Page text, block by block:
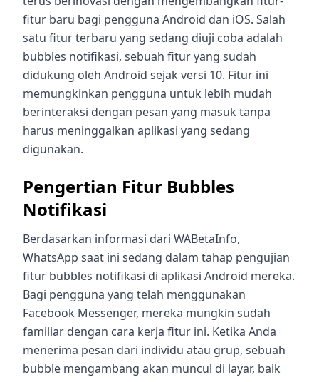
fitur baru bagi pengguna Android dan iOS. Salah
satu fitur terbaru yang sedang diuji coba adalah
bubbles notifikasi, sebuah fitur yang sudah
didukung oleh Android sejak versi 10. Fitur ini
memungkinkan pengguna untuk lebih mudah
berinteraksi dengan pesan yang masuk tanpa
harus meninggalkan aplikasi yang sedang
digunakan.
Pengertian Fitur Bubbles
Notifikasi
Berdasarkan informasi dari WABetaInfo,
WhatsApp saat ini sedang dalam tahap pengujian
fitur bubbles notifikasi di aplikasi Android mereka.
Bagi pengguna yang telah menggunakan
Facebook Messenger, mereka mungkin sudah
familiar dengan cara kerja fitur ini. Ketika Anda
menerima pesan dari individu atau grup, sebuah
bubble mengambang akan muncul di layar, baik